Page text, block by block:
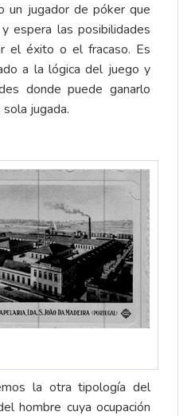
un jugador de póker que
espera las posibilidades
el éxito o el fracaso. Es
a la lógica del juego y
donde puede ganarlo
jugada.
la otra tipología del
hombre cuya ocupación